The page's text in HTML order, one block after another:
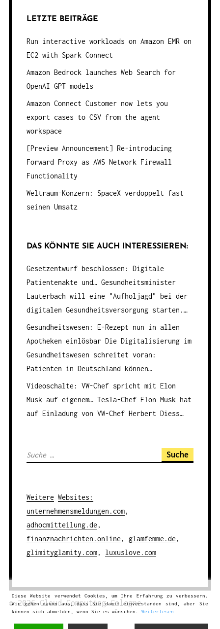
LETZTE BEITRÄGE
Run interactive workloads on Amazon EMR on
EC2 with Spark Connect
Amazon Bedrock launches Web Search for
OpenAI GPT models
Amazon Connect Customer now lets you
export cases to CSV from the agent
workspace
[Preview Announcement] Re-introducing
Forward Proxy as AWS Network Firewall
Functionality
Weltraum-Konzern: SpaceX verdoppelt fast
seinen Umsatz
DAS KÖNNTE SIE AUCH INTERESSIEREN:
Gesetzentwurf beschlossen: Digitale
Patientenakte und…Gesundheitsminister
Lauterbach will eine "Aufholjagd" bei der
digitalen Gesundheitsversorgung starten.…
Gesundheitswesen: E-Rezept nun in allen
Apotheken einlösbar Die Digitalisierung im
Gesundheitswesen schreitet voran:
Patienten in Deutschland können…
Videoschalte: VW-Chef spricht mit Elon
Musk auf eigenem…Tesla-Chef Elon Musk hat
auf Einladung von VW-Chef Herbert Diess…
S
h
e
n
a
c
Weitere Websites :
unternehmensmeldungen.com,
adhocmitteilung.de ,
finanznachrichten.online , glamfemme.de ,
glimityglamity.com, luxuslove.com
© 2026Cloud ComputingCologne
Diese Website verwendet Cookies, um Ihre Erfahrung zu verbessern.
Wir gehen davon aus, dass Sie damit einverstanden sind, aber Sie
können sich abmelden, wenn Sie es wünschen. Weiterlesen